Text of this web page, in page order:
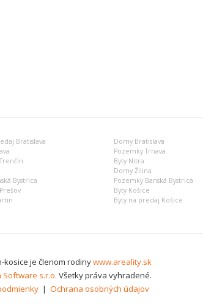
Bratislava Domy Bratislava
Pozemky Trnava
Byty Nitra
Domy Žilina
Bystrica Pozemky Banská Bystrica
Byty Košice
Byty na predaj Košice
kosice je členom rodinywww.areality.sk
Software s.r.o. Všetky práva vyhradené.
| Ochrana osobných údajov